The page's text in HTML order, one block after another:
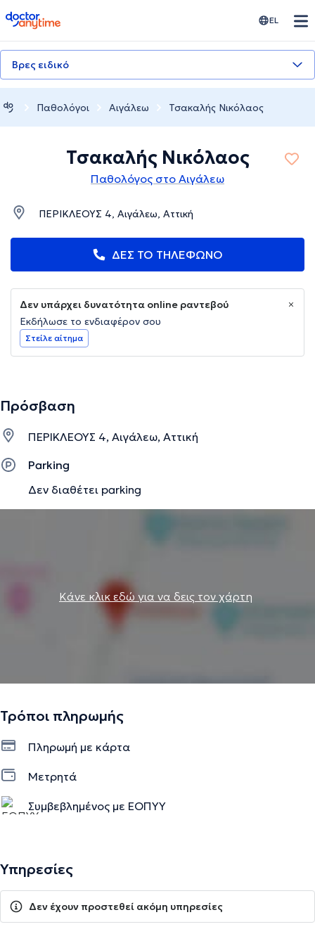
doctoranytime EL
Βρες ειδικό
Παθολόγοι Αιγάλεω Τσακαλής Νικόλαος
Τσακαλής Νικόλαος
Παθολόγος στο Αιγάλεω
ΠΕΡΙΚΛΕΟΥΣ 4, Αιγάλεω, Αττική
ΔΕΣ ΤΟ ΤΗΛΕΦΩΝΟ
Δεν υπάρχει δυνατότητα online ραντεβού
Εκδήλωσε το ενδιαφέρον σου
Στείλε αίτημα
Πρόσβαση
ΠΕΡΙΚΛΕΟΥΣ 4, Αιγάλεω, Αττική
Parking
Δεν διαθέτει parking
Κάνε κλικ εδώ για να δεις τον χάρτη
Τρόποι πληρωμής
Πληρωμή με κάρτα
Μετρητά
Συμβεβλημένος με ΕΟΠΥΥ
Υπηρεσίες
Δεν έχουν προστεθεί ακόμη υπηρεσίες